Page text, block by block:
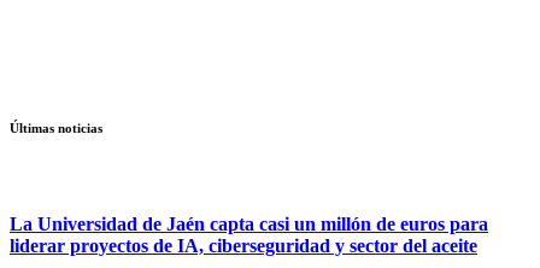
Últimas noticias
La Universidad de Jaén capta casi un millón de euros para
liderar proyectos de IA, ciberseguridad y sector del aceite